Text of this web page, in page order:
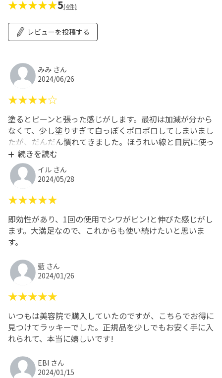
★★★★★5(4件)
レビューを投稿する
みみ さん
2024/06/26
★★★★☆
塗るとピーンと張った感じがします。最初は加減が分から
なくて、少し塗りすぎて白っぽくポロポロしてしまいまし
たが、だんだん慣れてきました。ほうれい線と目尻に使っ
てます!
続きを読む
イル さん
2024/05/28
★★★★★
即効性があり、1回の使用でシワがピン!と伸びた感じがし
ます。大満足なので、これからも使い続けたいと思いま
す。
藍 さん
2024/01/26
★★★★★
いつもは美容院で購入していたのですが、こちらでお得に
見つけてラッキーでした。正規品を少しでもお安く手に入
れられて、本当に嬉しいです!
EBI さん
2024/01/15